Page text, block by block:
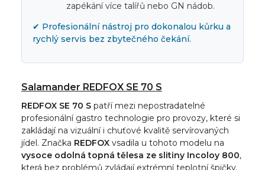
zapékání více talířů nebo GN nádob.
✔ Profesionální nástroj pro dokonalou kůrku a
rychlý servis bez zbytečného čekání.
Salamander REDFOX SE 70 S
REDFOX SE 70 S patří mezi nepostradatelné
profesionální gastro technologie pro provozy, které si
zakládají na vizuální i chuťové kvalitě servírovaných
jídel. Značka REDFOX vsadila u tohoto modelu na
vysoce odolná topná tělesa ze slitiny Incoloy 800,
která bez problémů zvládají extrémní teplotní špičky.